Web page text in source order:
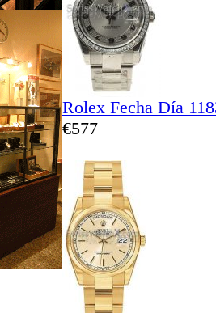
Rolex Fecha Día
€577